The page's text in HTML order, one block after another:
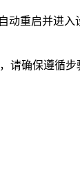
动重启并进
请确保遵循